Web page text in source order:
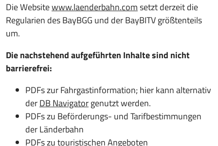
Die Websitewww.laenderbahn.comsetzt derzeit die
Regularien des BayBGG und der BayBITV größtenteils
um.
Die nachstehend aufgeführten Inhalte sind nicht
barrierefrei:
PDFs zur Fahrgastinformation; hier kann alternativ
derDB Navigatorgenutzt werden.
PDFs zu Beförderungs- und Tarifbestimmungen
der Länderbahn
PDFs zu touristischen Angeboten